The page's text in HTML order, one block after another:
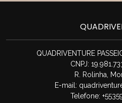
QUADRIVENTURE
CNPJ:
R. Rolinha,
E-mail:
Telefone: